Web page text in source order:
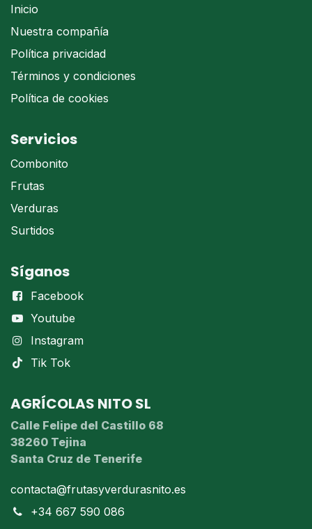
Inicio
Nuestra compañía
Política privacidad
Términos y condiciones
Política de cookies
Servicios
Combonito
Frutas
Verduras
Surtidos
Síganos
Facebook
Youtube
Instagram
Tik Tok
AGRÍCOLAS NITO SL
Calle Felipe del Castillo 68
38260 Tejina
Santa Cruz de Tenerife
contacta@frutasyverdurasnito.es
+34 667 590 086